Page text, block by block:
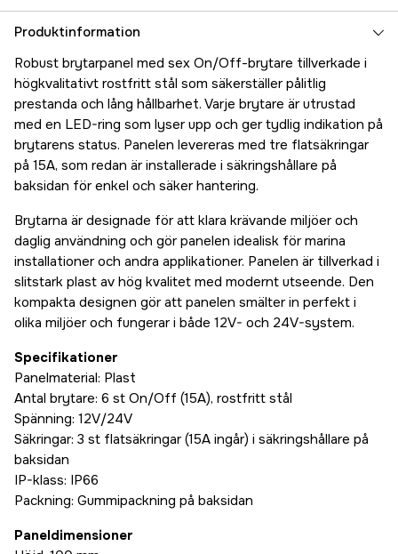
Produktinformation
Robust brytarpanel med sex On/Off-brytare tillverkade i
högkvalitativt rostfritt stål som säkerställer pålitlig
prestanda och lång hållbarhet. Varje brytare är utrustad
med en LED-ring som lyser upp och ger tydlig indikation på
brytarens status. Panelen levereras med tre flatsäkringar
på 15A, som redan är installerade i säkringshållare på
baksidan för enkel och säker hantering.
Brytarna är designade för att klara krävande miljöer och
daglig användning och gör panelen idealisk för marina
installationer och andra applikationer. Panelen är tillverkad i
slitstark plast av hög kvalitet med modernt utseende. Den
kompakta designen gör att panelen smälter in perfekt i
olika miljöer och fungerar i både 12V- och 24V-system.
Specifikationer
Panelmaterial: Plast
Antal brytare: 6 st On/Off (15A), rostfritt stål
Spänning: 12V/24V
Säkringar: 3 st flatsäkringar (15A ingår) i säkringshållare på
baksidan
IP-klass: IP66
Packning: Gummipackning på baksidan
Paneldimensioner